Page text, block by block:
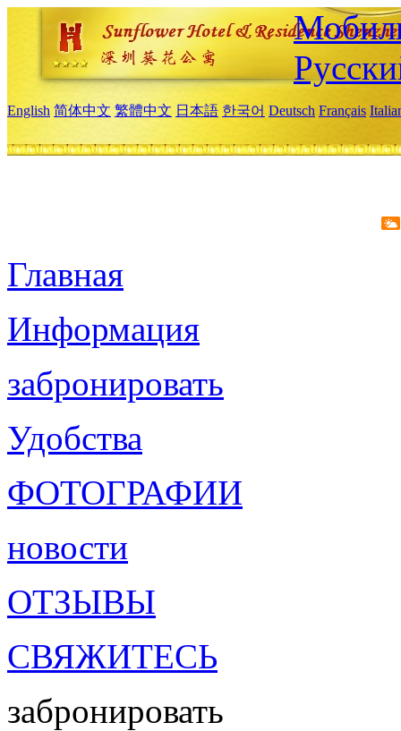
English 简体中文 繁體中文 日本語 한국어 Deutsch Français
Главная
Информация
забронировать
Удобства
ФОТОГРАФИИ
новости
ОТЗЫВЫ
СВЯЖИТЕСЬ
забронировать